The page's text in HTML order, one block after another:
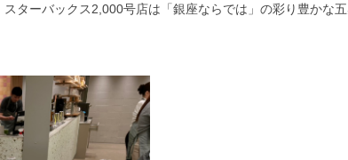
ターバックス2,000号店は「銀座ならでは」の彩り豊かな